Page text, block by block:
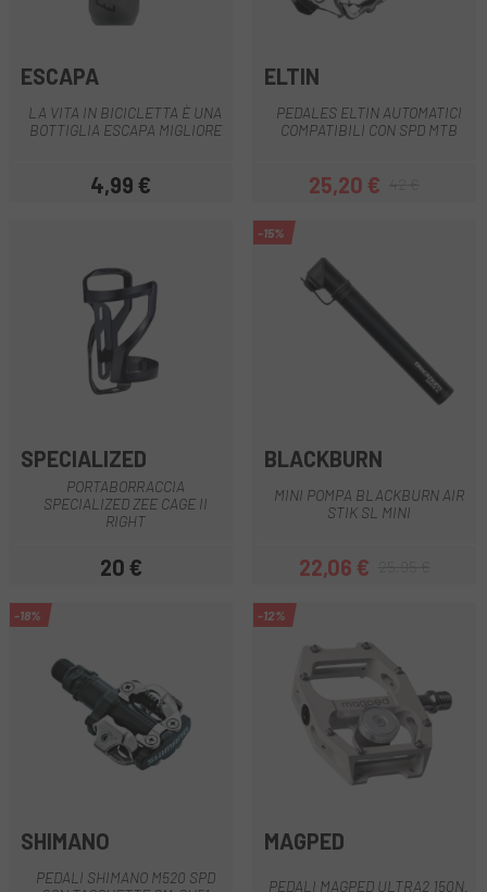
ESCAPA
LA VITA IN BICICLETTA È UNA
BOTTIGLIA ESCAPA MIGLIORE
4,99 €
ELTIN
PEDALES ELTIN AUTOMATICI
COMPATIBILI CON SPD MTB
25,20 €
SPECIALIZED
PORTABORRACCIA
SPECIALIZED ZEE CAGE II
RIGHT
20 €
-15%
BLACKBURN
MINI POMPA BLACKBURN AIR
STIK SL MINI
22,06 €
-18%
SHIMANO
PEDALI SHIMANO M520 SPD
-12%
MAGPED